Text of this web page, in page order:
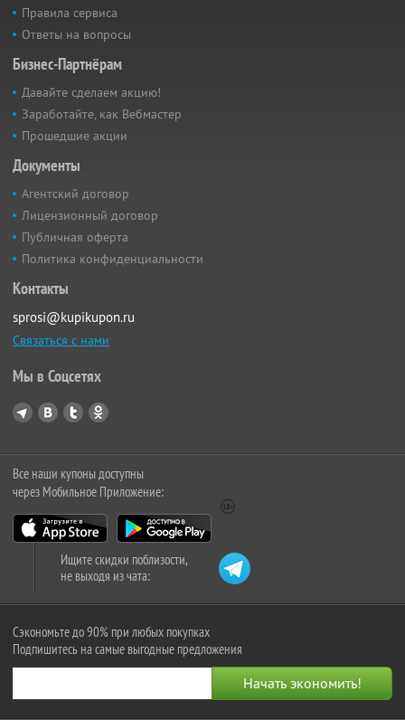
Правила сервиса
Ответы на вопросы
Бизнес-Партнёрам
Давайте сделаем акцию!
Заработайте, как Вебмастер
Прошедшие акции
Документы
Агентский договор
Лицензионный договор
Публичная оферта
Политика конфиденциальности
Контакты
sprosi@kupikupon.ru
Связаться с нами
Мы в Соцсетях
Все наши купоны доступны
через Мобильное Приложение:
Ищите скидки поблизости,
не выходя из чата:
Сэкономьте до 90% при любых покупках
Подпишитесь на самые выгодные предложения